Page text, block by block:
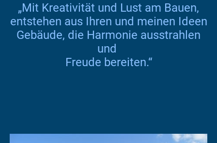
„Mit Kreativität und Lust am Bauen,
entstehen aus Ihren und meinen Ideen
Gebäude, die Harmonie ausstrahlen
und
Freude bereiten.“